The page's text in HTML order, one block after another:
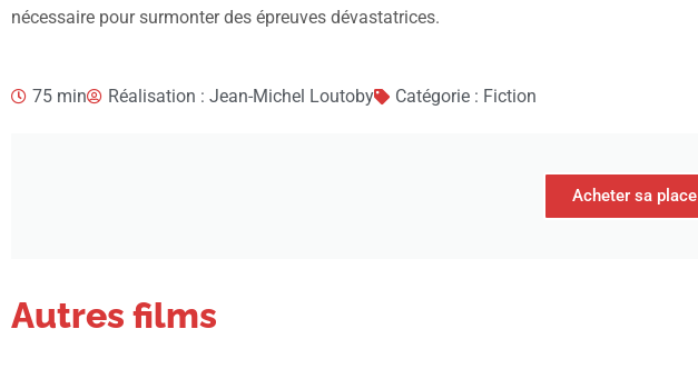
nécessaire pour surmonter des épreuves dévastatrices.
75 min Réalisation : Jean-Michel Loutoby Catégorie : Fiction
Acheter sa place
Autres films